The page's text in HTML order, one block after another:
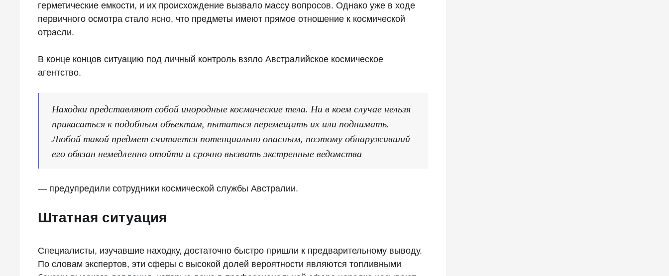
герметические емкости, и их происхождение вызвало массу вопросов. Однако уже в ходе
первичного осмотра стало ясно, что предметы имеют прямое отношение к космической
отрасли.
В конце концов ситуацию под личный контроль взяло Австралийское космическое
агентство.
Находки представляют собой инородные космические тела. Ни в коем случае нельзя
прикасаться к подобным объектам, пытаться перемещать их или поднимать.
Любой такой предмет считается потенциально опасным, поэтому обнаруживший
его обязан немедленно отойти и срочно вызвать экстренные ведомства
— предупредили сотрудники космической службы Австралии.
Штатная ситуация
Специалисты, изучавшие находку, достаточно быстро пришли к предварительному выводу.
По словам экспертов, эти сферы с высокой долей вероятности являются топливными